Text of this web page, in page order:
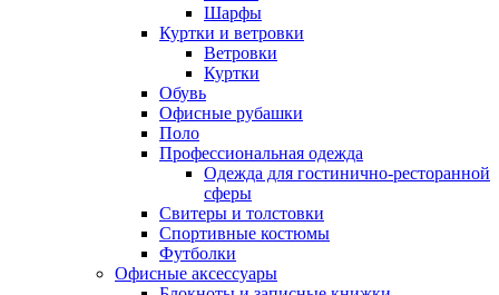
Шарфы
Куртки и ветровки
Ветровки
Куртки
Обувь
Офисные рубашки
Поло
Профессиональная одежда
Одежда для гостинично-ресторанной
сферы
Свитеры и толстовки
Спортивные костюмы
Футболки
Офисные аксессуары